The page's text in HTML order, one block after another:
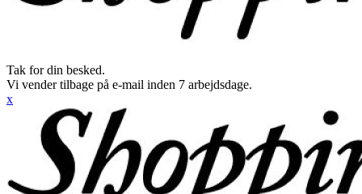
Tak for din besked.
Vi vender tilbage på e-mail inden 7 arbejdsdage.
x